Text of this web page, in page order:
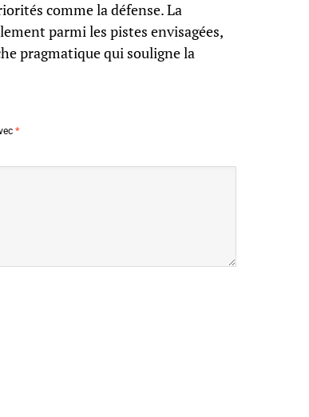
comme la défense. La
parmi les pistes envisagées,
pragmatique qui souligne la
*